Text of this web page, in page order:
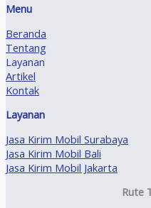
Menu
Beranda
Tentang
Layanan
Artikel
Kontak
Layanan
Jasa Kirim Mobil Surabaya
Jasa Kirim Mobil Bali
Jasa Kirim Mobil Jakarta
Rute